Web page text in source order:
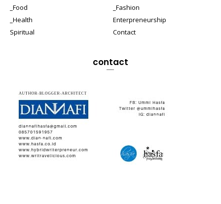
_Food
_Fashion
_Health
Enterpreneurship
Spiritual
Contact
contact